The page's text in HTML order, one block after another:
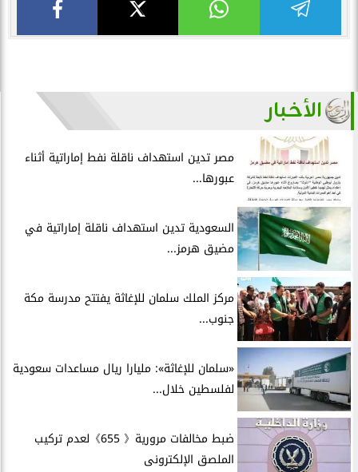
الأخبار
مصر تدين استهداف ناقلة نفط إماراتية أثناء
عبورها...
السعودية تدين استهداف ناقلة إماراتية في
مضيق هرمز...
مركز الملك سلمان للإغاثة يفتتح مدرسة مكة
جنوب...
«سلمان للإغاثة»: مليارا ريال مساعدات سعودية
لفلسطين خلال...
ضبط مخالفات مرورية《 655》لعدم تركيب
الملصق الإلكترونى